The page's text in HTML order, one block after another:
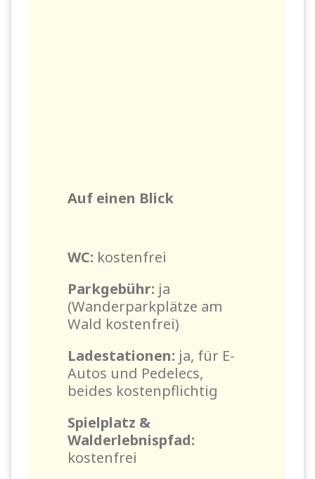
Auf einen Blick
WC: kostenfrei
Parkgebühr: ja
(Wanderparkplätze am
Wald kostenfrei)
Ladestationen: ja, für E-
Autos und Pedelecs,
beides kostenpflichtig
Spielplatz &
Walderlebnispfad:
kostenfrei